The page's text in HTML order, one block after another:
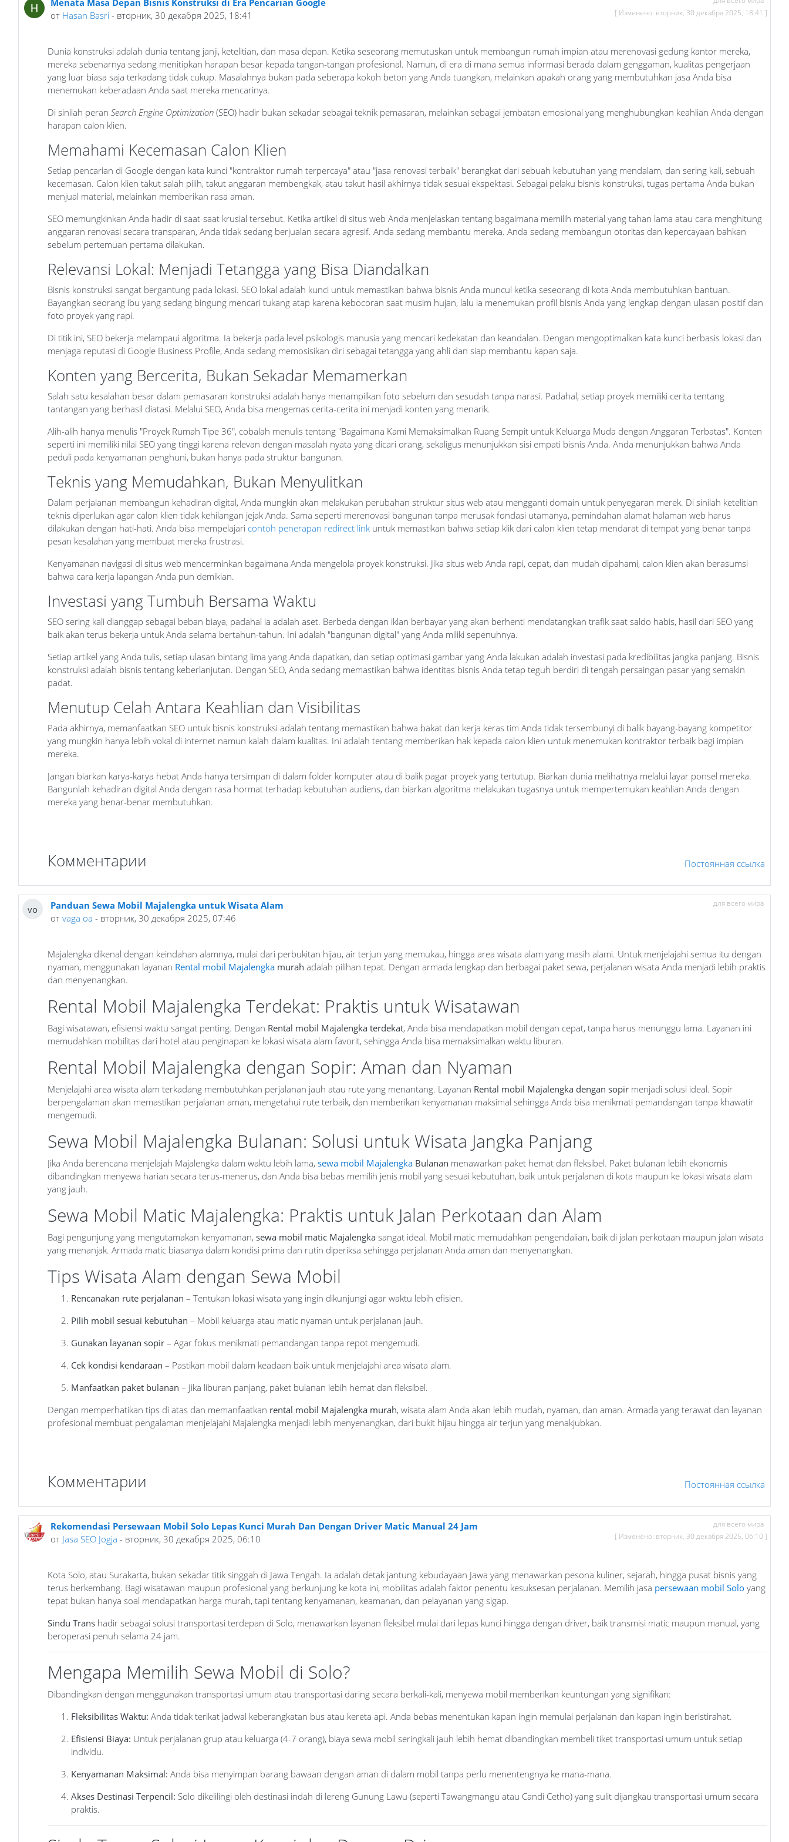
Menata Masa Depan Bisnis Konstruksi di Era Pencarian Google
от Hasan Basri - вторник, 30 декабря 2025, 18:41
Dunia konstruksi adalah dunia tentang janji, ketelitian, dan masa depan. Ketika seseorang memutuskan untuk membangun rumah impian atau merenovasi gedung kantor mereka,
mereka sebenarnya sedang menitipkan harapan besar kepada tangan-tangan profesional. Namun, di era di mana semua informasi berada dalam genggaman, kualitas pengerjaan
yang luar biasa saja terkadang tidak cukup. Masalahnya bukan pada seberapa kokoh beton yang Anda tuangkan, melainkan apakah orang yang membutuhkan jasa Anda bisa
menemukan keberadaan Anda saat mereka mencarinya.
Di sinilah peran Search Engine Optimization (SEO) hadir bukan sekadar sebagai teknik pemasaran, melainkan sebagai jembatan emosional yang menghubungkan keahlian Anda dengan
harapan calon klien.
Memahami Kecemasan Calon Klien
Setiap pencarian di Google dengan kata kunci "kontraktor rumah terpercaya" atau "jasa renovasi terbaik" berangkat dari sebuah kebutuhan yang mendalam, dan sering kali, sebuah
kecemasan. Calon klien takut salah pilih, takut anggaran membengkak, atau takut hasil akhirnya tidak sesuai ekspektasi. Sebagai pelaku bisnis konstruksi, tugas pertama Anda bukan
menjual material, melainkan memberikan rasa aman.
SEO memungkinkan Anda hadir di saat-saat krusial tersebut. Ketika artikel di situs web Anda menjelaskan tentang bagaimana memilih material yang tahan lama atau cara menghitung
anggaran renovasi secara transparan, Anda tidak sedang berjualan secara agresif. Anda sedang membantu mereka. Anda sedang membangun otoritas dan kepercayaan bahkan
sebelum pertemuan pertama dilakukan.
Relevansi Lokal: Menjadi Tetangga yang Bisa Diandalkan
Bisnis konstruksi sangat bergantung pada lokasi. SEO lokal adalah kunci untuk memastikan bahwa bisnis Anda muncul ketika seseorang di kota Anda membutuhkan bantuan.
Bayangkan seorang ibu yang sedang bingung mencari tukang atap karena kebocoran saat musim hujan, lalu ia menemukan profil bisnis Anda yang lengkap dengan ulasan positif dan
foto proyek yang rapi.
Di titik ini, SEO bekerja melampaui algoritma. Ia bekerja pada level psikologis manusia yang mencari kedekatan dan keandalan. Dengan mengoptimalkan kata kunci berbasis lokasi dan
menjaga reputasi di Google Business Profile, Anda sedang memosisikan diri sebagai tetangga yang ahli dan siap membantu kapan saja.
Konten yang Bercerita, Bukan Sekadar Memamerkan
Salah satu kesalahan besar dalam pemasaran konstruksi adalah hanya menampilkan foto sebelum dan sesudah tanpa narasi. Padahal, setiap proyek memiliki cerita tentang
tantangan yang berhasil diatasi. Melalui SEO, Anda bisa mengemas cerita-cerita ini menjadi konten yang menarik.
Alih-alih hanya menulis "Proyek Rumah Tipe 36", cobalah menulis tentang "Bagaimana Kami Memaksimalkan Ruang Sempit untuk Keluarga Muda dengan Anggaran Terbatas". Konten
seperti ini memiliki nilai SEO yang tinggi karena relevan dengan masalah nyata yang dicari orang, sekaligus menunjukkan sisi empati bisnis Anda. Anda menunjukkan bahwa Anda
peduli pada kenyamanan penghuni, bukan hanya pada struktur bangunan.
Teknis yang Memudahkan, Bukan Menyulitkan
Dalam perjalanan membangun kehadiran digital, Anda mungkin akan melakukan perubahan struktur situs web atau mengganti domain untuk penyegaran merek. Di sinilah ketelitian
teknis diperlukan agar calon klien tidak kehilangan jejak Anda. Sama seperti merenovasi bangunan tanpa merusak fondasi utamanya, pemindahan alamat halaman web harus
dilakukan dengan hati-hati. Anda bisa mempelajari contoh penerapan redirect link untuk memastikan bahwa setiap klik dari calon klien tetap mendarat di tempat yang benar tanpa
pesan kesalahan yang membuat mereka frustrasi.
Kenyamanan navigasi di situs web mencerminkan bagaimana Anda mengelola proyek konstruksi. Jika situs web Anda rapi, cepat, dan mudah dipahami, calon klien akan berasumsi
bahwa cara kerja lapangan Anda pun demikian.
Investasi yang Tumbuh Bersama Waktu
SEO sering kali dianggap sebagai beban biaya, padahal ia adalah aset. Berbeda dengan iklan berbayar yang akan berhenti mendatangkan trafik saat saldo habis, hasil dari SEO yang
baik akan terus bekerja untuk Anda selama bertahun-tahun. Ini adalah "bangunan digital" yang Anda miliki sepenuhnya.
Setiap artikel yang Anda tulis, setiap ulasan bintang lima yang Anda dapatkan, dan setiap optimasi gambar yang Anda lakukan adalah investasi pada kredibilitas jangka panjang. Bisnis
konstruksi adalah bisnis tentang keberlanjutan. Dengan SEO, Anda sedang memastikan bahwa identitas bisnis Anda tetap teguh berdiri di tengah persaingan pasar yang semakin
padat.
Menutup Celah Antara Keahlian dan Visibilitas
Pada akhirnya, memanfaatkan SEO untuk bisnis konstruksi adalah tentang memastikan bahwa bakat dan kerja keras tim Anda tidak tersembunyi di balik bayang-bayang kompetitor
yang mungkin hanya lebih vokal di internet namun kalah dalam kualitas. Ini adalah tentang memberikan hak kepada calon klien untuk menemukan kontraktor terbaik bagi impian
mereka.
Jangan biarkan karya-karya hebat Anda hanya tersimpan di dalam folder komputer atau di balik pagar proyek yang tertutup. Biarkan dunia melihatnya melalui layar ponsel mereka.
Bangunlah kehadiran digital Anda dengan rasa hormat terhadap kebutuhan audiens, dan biarkan algoritma melakukan tugasnya untuk mempertemukan keahlian Anda dengan
mereka yang benar-benar membutuhkan.
Постоянная ссылка
[ Изменено: вторник, 30 декабря 2025, 18:41 ]
Комментарии
vo
Panduan Sewa Mobil Majalengka untuk Wisata Alam
от vaga oa - вторник, 30 декабря 2025, 07:46
для всего мира
Majalengka dikenal dengan keindahan alamnya, mulai dari perbukitan hijau, air terjun yang memukau, hingga area wisata alam yang masih alami. Untuk menjelajahi semua itu dengan
nyaman, menggunakan layanan Rental mobil Majalengka murah adalah pilihan tepat. Dengan armada lengkap dan berbagai paket sewa, perjalanan wisata Anda menjadi lebih praktis
dan menyenangkan.
Rental Mobil Majalengka Terdekat: Praktis untuk Wisatawan
Bagi wisatawan, efisiensi waktu sangat penting. Dengan Rental mobil Majalengka terdekat, Anda bisa mendapatkan mobil dengan cepat, tanpa harus menunggu lama. Layanan ini
memudahkan mobilitas dari hotel atau penginapan ke lokasi wisata alam favorit, sehingga Anda bisa memaksimalkan waktu liburan.
Rental Mobil Majalengka dengan Sopir: Aman dan Nyaman
Menjelajahi area wisata alam terkadang membutuhkan perjalanan jauh atau rute yang menantang. Layanan Rental mobil Majalengka dengan sopir menjadi solusi ideal. Sopir
berpengalaman akan memastikan perjalanan aman, mengetahui rute terbaik, dan memberikan kenyamanan maksimal sehingga Anda bisa menikmati pemandangan tanpa khawatir
mengemudi.
Sewa Mobil Majalengka Bulanan: Solusi untuk Wisata Jangka Panjang
Jika Anda berencana menjelajah Majalengka dalam waktu lebih lama, sewa mobil Majalengka Bulanan menawarkan paket hemat dan fleksibel. Paket bulanan lebih ekonomis
dibandingkan menyewa harian secara terus-menerus, dan Anda bisa bebas memilih jenis mobil yang sesuai kebutuhan, baik untuk perjalanan di kota maupun ke lokasi wisata alam
yang jauh.
Sewa Mobil Matic Majalengka: Praktis untuk Jalan Perkotaan dan Alam
Bagi pengunjung yang mengutamakan kenyamanan, sewa mobil matic Majalengka sangat ideal. Mobil matic memudahkan pengendalian, baik di jalan perkotaan maupun jalan wisata
yang menanjak. Armada matic biasanya dalam kondisi prima dan rutin diperiksa sehingga perjalanan Anda aman dan menyenangkan.
Tips Wisata Alam dengan Sewa Mobil
Rencanakan rute perjalanan – Tentukan lokasi wisata yang ingin dikunjungi agar waktu lebih efisien.
Pilih mobil sesuai kebutuhan – Mobil keluarga atau matic nyaman untuk perjalanan jauh.
Gunakan layanan sopir – Agar fokus menikmati pemandangan tanpa repot mengemudi.
Cek kondisi kendaraan – Pastikan mobil dalam keadaan baik untuk menjelajahi area wisata alam.
Manfaatkan paket bulanan – Jika liburan panjang, paket bulanan lebih hemat dan fleksibel.
Dengan memperhatikan tips di atas dan memanfaatkan rental mobil Majalengka murah, wisata alam Anda akan lebih mudah, nyaman, dan aman. Armada yang terawat dan layanan
profesional membuat pengalaman menjelajahi Majalengka menjadi lebih menyenangkan, dari bukit hijau hingga air terjun yang menakjubkan.
Постоянная ссылка
Комментарии
Rekomendasi Persewaan Mobil Solo Lepas Kunci Murah Dan Dengan Driver Matic Manual 24 Jam
от Jasa SEO Jogja - вторник, 30 декабря 2025, 06:10
для всего мира
Kota Solo, atau Surakarta, bukan sekadar titik singgah di Jawa Tengah. Ia adalah detak jantung kebudayaan Jawa yang menawarkan pesona kuliner, sejarah, hingga pusat bisnis yang
terus berkembang. Bagi wisatawan maupun profesional yang berkunjung ke kota ini, mobilitas adalah faktor penentu kesuksesan perjalanan. Memilih jasa persewaan mobil Solo yang
tepat bukan hanya soal mendapatkan harga murah, tapi tentang kenyamanan, keamanan, dan pelayanan yang sigap.
Sindu Trans hadir sebagai solusi transportasi terdepan di Solo, menawarkan layanan fleksibel mulai dari lepas kunci hingga dengan driver, baik transmisi matic maupun manual, yang
beroperasi penuh selama 24 jam.
Mengapa Memilih Sewa Mobil di Solo?
Dibandingkan dengan menggunakan transportasi umum atau transportasi daring secara berkali-kali, menyewa mobil memberikan keuntungan yang signifikan:
Fleksibilitas Waktu: Anda tidak terikat jadwal keberangkatan bus atau kereta api. Anda bebas menentukan kapan ingin memulai perjalanan dan kapan ingin beristirahat.
Efisiensi Biaya: Untuk perjalanan grup atau keluarga (4-7 orang), biaya sewa mobil seringkali jauh lebih hemat dibandingkan membeli tiket transportasi umum untuk setiap
individu.
Kenyamanan Maksimal: Anda bisa menyimpan barang bawaan dengan aman di dalam mobil tanpa perlu menentengnya ke mana-mana.
Akses Destinasi Terpencil: Solo dikelilingi oleh destinasi indah di lereng Gunung Lawu (seperti Tawangmangu atau Candi Cetho) yang sulit dijangkau transportasi umum secara
praktis.
[ Изменено: вторник, 30 декабря 2025, 06:10 ]